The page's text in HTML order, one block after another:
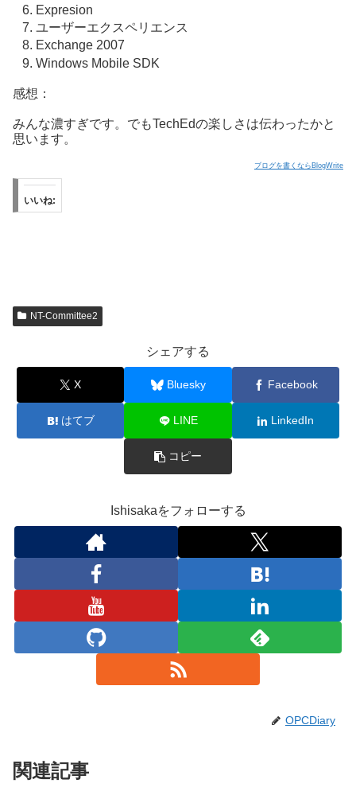
Expresion
ユーザーエクスペリエンス
Exchange 2007
Windows Mobile SDK
感想：
みんな濃すぎです。でもTechEdの楽しさは伝わったかと
思います。
ブログを書くならBlogWrite
いいね:
NT-Committee2
シェアする
X Bluesky Facebook
はてブ LINE LinkedIn
コピー
Ishisakaをフォローする
OPCDiary
関連記事